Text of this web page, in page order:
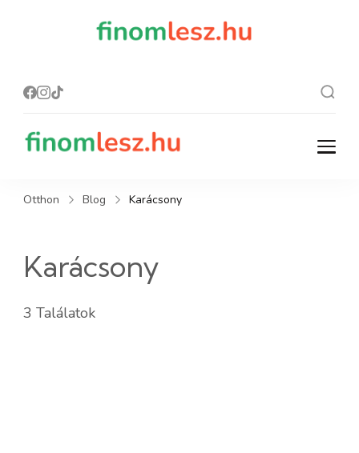
finomlesz.hu
Recept, ami finom lesz.
Otthon Blog Karácsony
Karácsony
3 Találatok